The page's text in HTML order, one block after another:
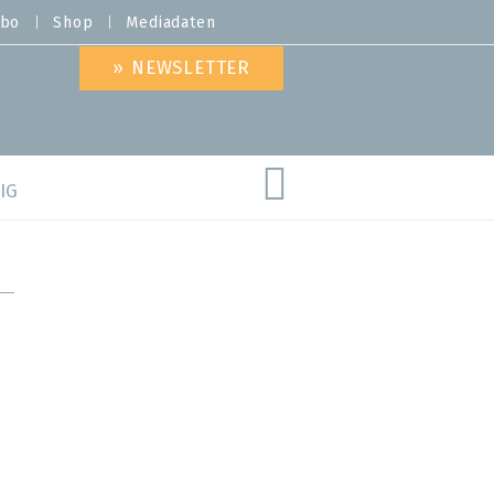
Shop Mediadaten
» NEWSLETTER